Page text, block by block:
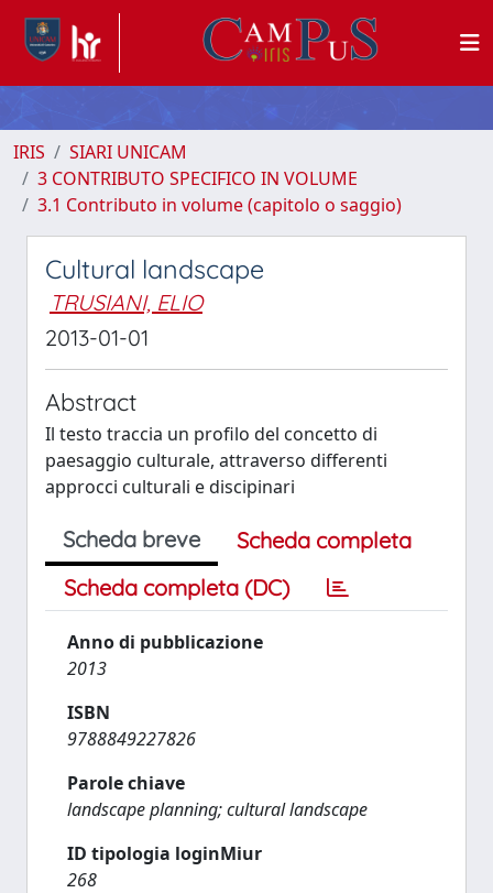
IRIS
SIARI UNICAM
3 CONTRIBUTO SPECIFICO IN VOLUME
3.1 Contributo in volume (capitolo o saggio)
Cultural landscape
TRUSIANI, ELIO
2013-01-01
Abstract
Il testo traccia un profilo del concetto di
paesaggio culturale, attraverso differenti
approcci culturali e discipinari
Scheda breve
Scheda completa
Scheda completa (DC)
Anno di pubblicazione
2013
ISBN
9788849227826
Parole chiave
landscape planning; cultural landscape
ID tipologia loginMiur
268